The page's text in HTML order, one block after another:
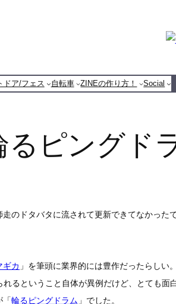
ドア/フェス 自転車 ZINEの作り方！ Social
るピングド
のドタバタに流されて更新できてなかった
カ 」を筆頭に業界的には豊作だったらしい
るということ自体が異例だけど、とても面
「輪るピングドラム 」でした。